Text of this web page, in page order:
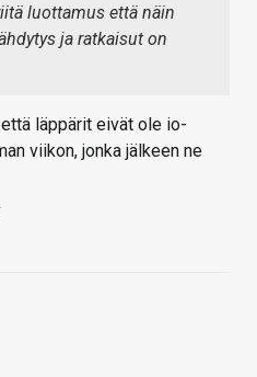
luottamus että näin
ja ratkaisut on
läppärit eivät ole io-
viikon, jonka jälkeen ne